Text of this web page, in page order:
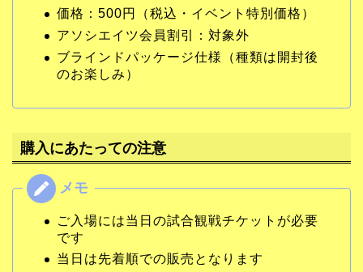
価格：500円（税込・イベント特別価格）
アソシエイツ会員割引：対象外
ブラインドパッケージ仕様（種類は開封後
のお楽しみ）
購入にあたっての注意
ご入場には当日の試合観戦チケットが必要
です
当日は先着順での販売となります